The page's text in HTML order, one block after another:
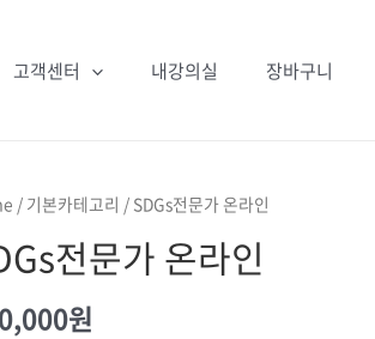
고객센터 내강의실 장바구니
/ 기본카테고리 / SDGs전문가 온라인
전문가 온라인
원